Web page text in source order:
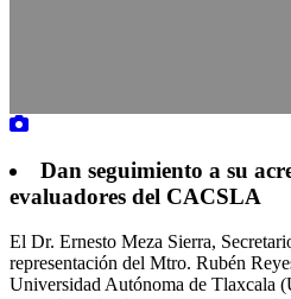
Dan seguimiento a su
evaluadores del CACSLA
El Dr. Ernesto Meza Sierra,
representación del Mtro. Rubén
Universidad Autónoma de Tlaxcala